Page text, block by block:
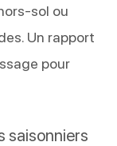
sol ou
Un rapport
pour
saisonniers